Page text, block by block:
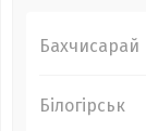
Бахчисарай
Білогірськ